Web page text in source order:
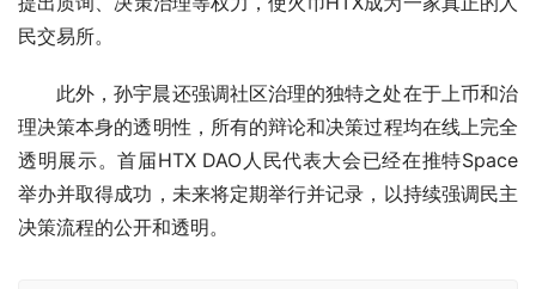
民交易所。
此外，孙宇晨还强调社区治理的独特之处在于上币和治
理决策本身的透明性，所有的辩论和决策过程均在线上完全
透明展示。首届HTX DAO人民代表大会已经在推特Space
举办并取得成功，未来将定期举行并记录，以持续强调民主
决策流程的公开和透明。